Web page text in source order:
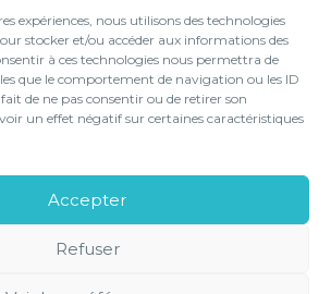
expériences, nous utilisons des technologies
stocker et/ou accéder aux informations des
à ces technologies nous permettra de
que le comportement de navigation ou les ID
de ne pas consentir ou de retirer son
un effet négatif sur certaines caractéristiques
Accepter
Refuser
?
EN LIGNE
LE CABINET
CONTACT